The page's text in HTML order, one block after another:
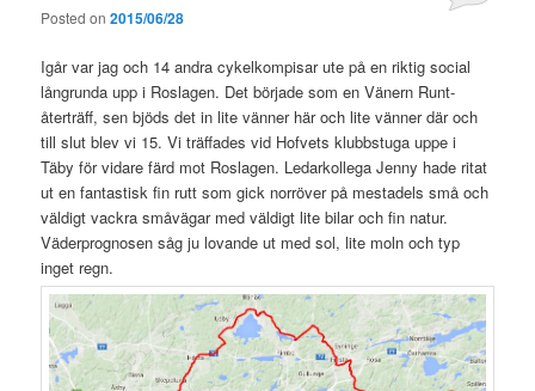
Posted on2015/06/28
Igår var jag och 14 andra cykelkompisar ute på en riktig social
långrunda upp i Roslagen. Det började som en Vänern Runt-
återträff, sen bjöds det in lite vänner här och lite vänner där och
till slut blev vi 15. Vi träffades vid Hofvets klubbstuga uppe i
Täby för vidare färd mot Roslagen. Ledarkollega Jenny hade ritat
ut en fantastisk fin rutt som gick norröver på mestadels små och
väldigt vackra småvägar med väldigt lite bilar och fin natur.
Väderprognosen såg ju lovande ut med sol, lite moln och typ
inget regn.